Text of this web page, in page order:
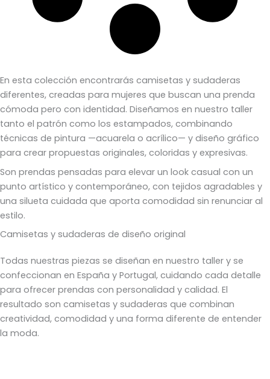
En esta colección encontrarás camisetas y sudaderas
diferentes, creadas para mujeres que buscan una prenda
cómoda pero con identidad. Diseñamos en nuestro taller
tanto el patrón como los estampados, combinando
técnicas de pintura —acuarela o acrílico— y diseño gráfico
para crear propuestas originales, coloridas y expresivas.
Son prendas pensadas para elevar un look casual con un
punto artístico y contemporáneo, con tejidos agradables y
una silueta cuidada que aporta comodidad sin renunciar al
estilo.
Camisetas y sudaderas de diseño original
Todas nuestras piezas se diseñan en nuestro taller y se
confeccionan en España y Portugal, cuidando cada detalle
para ofrecer prendas con personalidad y calidad. El
resultado son camisetas y sudaderas que combinan
creatividad, comodidad y una forma diferente de entender
la moda.